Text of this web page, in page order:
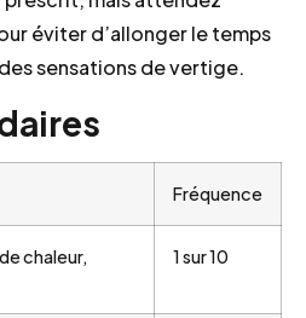
éviter d’allonger le temps
sensations de vertige.
Fréquence
chaleur,
1 sur 10